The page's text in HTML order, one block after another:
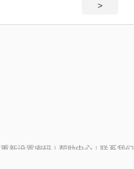
>
重新设置密码| 帮助中心 | 联系我们